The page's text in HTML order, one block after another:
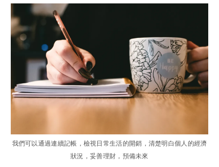
我們可以通過連續記帳，檢視日常生活的開銷，清楚明白個人的經濟
狀況，妥善理財，預備未來